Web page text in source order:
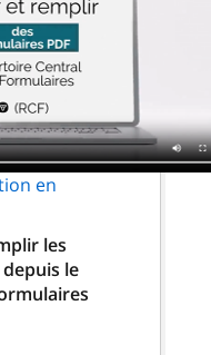
en
les
le